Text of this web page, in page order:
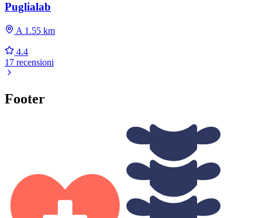
Puglialab
A 1.55 km
4.4
17 recensioni
Footer